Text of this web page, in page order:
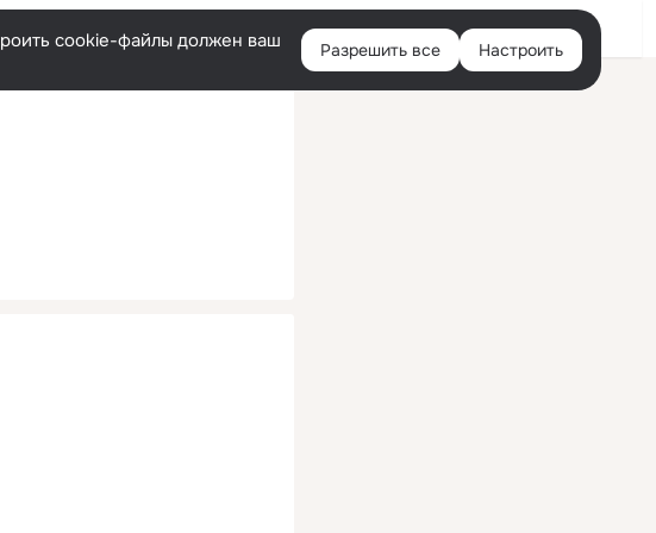
Русский Войти
cookie-файлы должен ваш
Разрешить все Настроить